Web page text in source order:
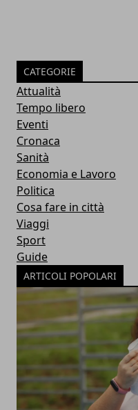
CATEGORIE
Attualità
Tempo libero
Eventi
Cronaca
Sanità
Economia e Lavoro
Politica
Cosa fare in città
Viaggi
Sport
Guide
ARTICOLI POPOLARI